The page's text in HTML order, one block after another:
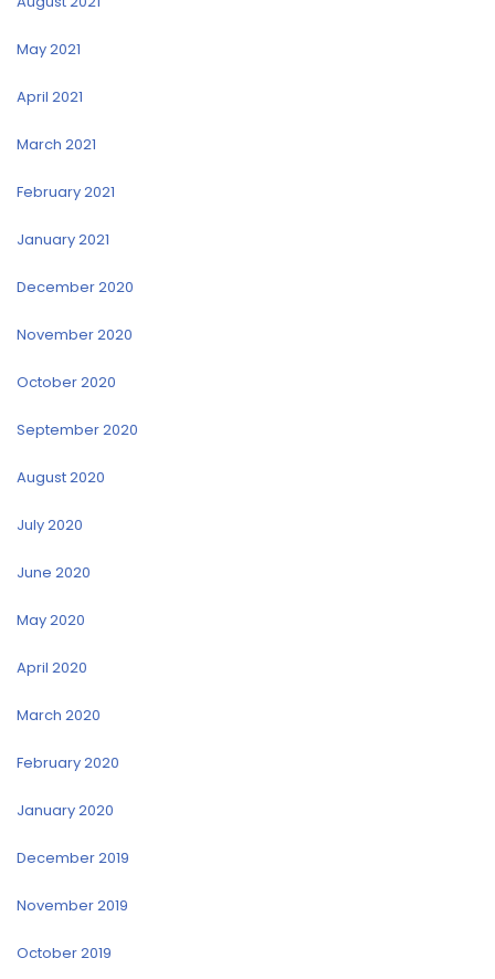
May 2021
April 2021
March 2021
February 2021
January 2021
December 2020
November 2020
October 2020
September 2020
August 2020
July 2020
June 2020
May 2020
April 2020
March 2020
February 2020
January 2020
December 2019
November 2019
October 2019